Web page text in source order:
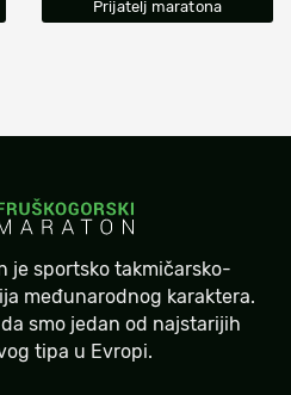
Prijatelj maratona
je sportsko takmičarsko-
međunarodnog karaktera.
smo jedan od najstarijih
tipa u Evropi.